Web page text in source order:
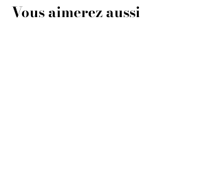
Vous aimerez aussi